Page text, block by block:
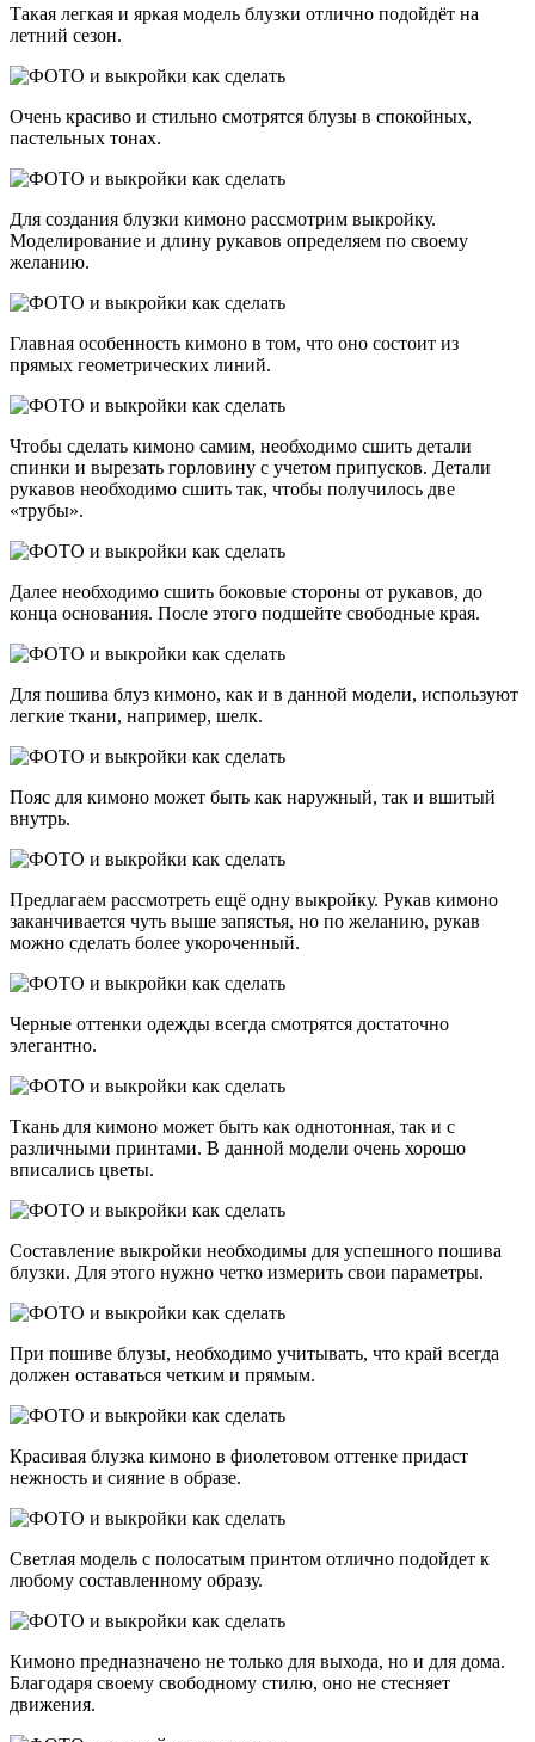
Такая легкая и яркая модель блузки отлично подойдёт на
летний сезон.
Очень красиво и стильно смотрятся блузы в спокойных,
пастельных тонах.
Для создания блузки кимоно рассмотрим выкройку.
Моделирование и длину рукавов определяем по своему
желанию.
Главная особенность кимоно в том, что оно состоит из
прямых геометрических линий.
Чтобы сделать кимоно самим, необходимо сшить детали
спинки и вырезать горловину с учетом припусков. Детали
рукавов необходимо сшить так, чтобы получилось две
«трубы».
Далее необходимо сшить боковые стороны от рукавов, до
конца основания. После этого подшейте свободные края.
Для пошива блуз кимоно, как и в данной модели, используют
легкие ткани, например, шелк.
Пояс для кимоно может быть как наружный, так и вшитый
внутрь.
Предлагаем рассмотреть ещё одну выкройку. Рукав кимоно
заканчивается чуть выше запястья, но по желанию, рукав
можно сделать более укороченный.
Черные оттенки одежды всегда смотрятся достаточно
элегантно.
Ткань для кимоно может быть как однотонная, так и с
различными принтами. В данной модели очень хорошо
вписались цветы.
Составление выкройки необходимы для успешного пошива
блузки. Для этого нужно четко измерить свои параметры.
При пошиве блузы, необходимо учитывать, что край всегда
должен оставаться четким и прямым.
Красивая блузка кимоно в фиолетовом оттенке придаст
нежность и сияние в образе.
Светлая модель с полосатым принтом отлично подойдет к
любому составленному образу.
Кимоно предназначено не только для выхода, но и для дома.
Благодаря своему свободному стилю, оно не стесняет
движения.